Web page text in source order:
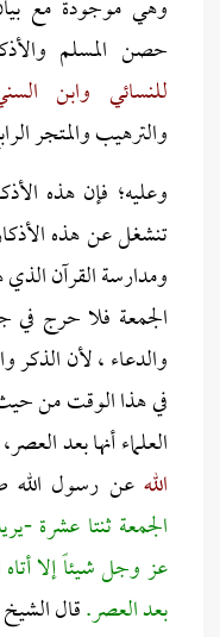
وهي موجودة مع
حصن المسلم
للنسائي وابن
والترهيب والمتجر
وعليه؛ فإن هذه
تنشغل عن هذه
ومدارسة القرآن
الجمعة فلا حرج في
والدعاء ، لأن
في هذا الوقت من
العلماء أنها بعد
الل ه عن رسول الله
الجمعة ثنتا عشرة -
عز وجل شيئاً إلا
بعد العصر.قال الشيخ